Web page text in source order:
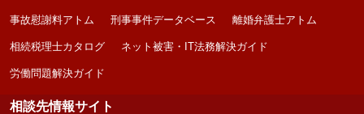
事故慰謝料アトム 刑事事件データベース 離婚弁護士アトム
相続税理士カタログ ネット被害・IT法務解決ガイド
労働問題解決ガイド
相談先情報サイト